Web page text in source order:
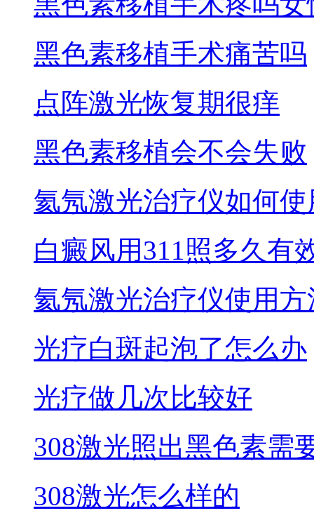
黑色素移植手术痛苦吗
点阵激光恢复期很痒
黑色素移植会不会失败
氦氖激光治疗仪如何使
白癜风用311照多久有
氦氖激光治疗仪使用方
光疗白斑起泡了怎么办
光疗做几次比较好
308激光照出黑色素需
308激光怎么样的